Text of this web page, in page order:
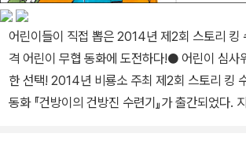
어린이들이 직접 뽑은 2014년 제2회 스토리 킹
격 어린이 무협 동화에 도전하다!● 어린이 심사
한 선택! 2014년 비룡소 주최 제2회 스토리 킹
동화 『건방이의 건방진 수련기』가 출간되었다.